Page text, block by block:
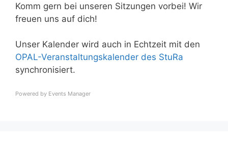
Komm gern bei unseren Sitzungen vorbei! Wir
freuen uns auf dich!
Unser Kalender wird auch in Echtzeit mit den
OPAL-Veranstaltungskalender des StuRa
synchronisiert.
Powered by Events Manager